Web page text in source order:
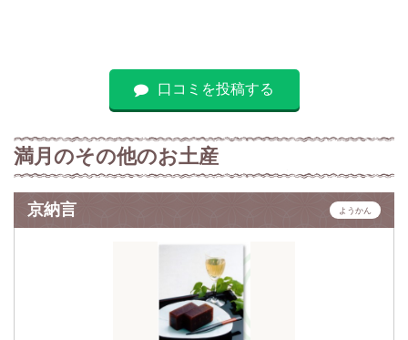
口コミを投稿する
満月のその他のお土産
京納言 ようかん